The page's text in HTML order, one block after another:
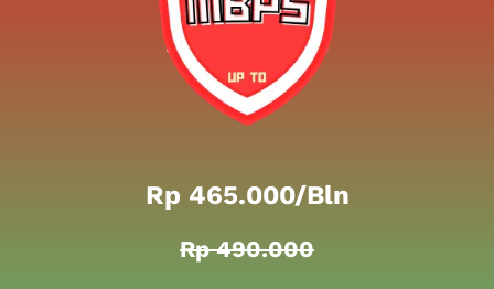
Rp 465.000/bln
Rp 490.000